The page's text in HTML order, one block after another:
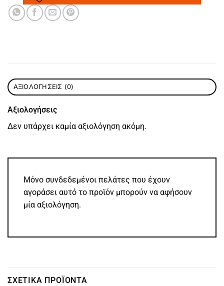
ΑΞΙΟΛΟΓΉΣΕΙΣ (0)
Αξιολογήσεις
Δεν υπάρχει καμία αξιολόγηση ακόμη.
Μόνο συνδεδεμένοι πελάτες που έχουν
αγοράσει αυτό το προϊόν μπορούν να αφήσουν
μία αξιολόγηση.
ΣΧΕΤΙΚΆ ΠΡΟΪΌΝΤΑ